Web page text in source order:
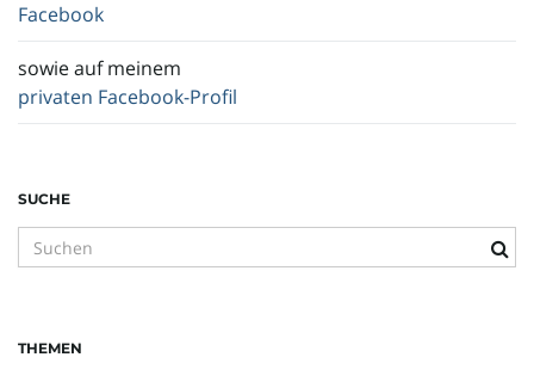
Facebook
sowie auf meinem
privaten Facebook-Profil
SUCHE
u
b
THEMEN